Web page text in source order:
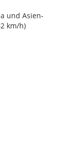
und Asien-
km/h)